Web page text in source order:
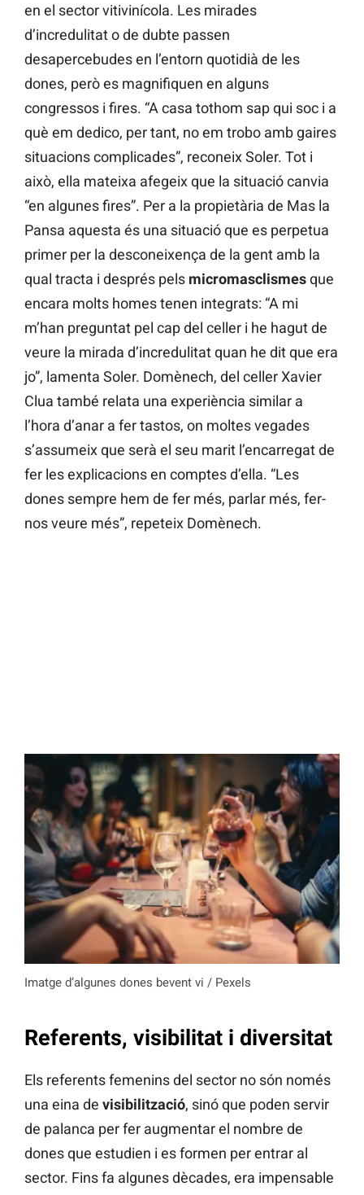
en el sector vitivinícola. Les mirades
d’incredulitat o de dubte passen
desapercebudes en l’entorn quotidià de les
dones, però es magnifiquen en alguns
congressos i fires. “A casa tothom sap qui soc i a
què em dedico, per tant, no em trobo amb gaires
situacions complicades”, reconeix Soler. Tot i
això, ella mateixa afegeix que la situació canvia
“en algunes fires”. Per a la propietària de Mas la
Pansa aquesta és una situació que es perpetua
primer per la desconeixença de la gent amb la
qual tracta i després pels micromasclismesque
encara molts homes tenen integrats: “A mi
m’han preguntat pel cap del celler i he hagut de
veure la mirada d’incredulitat quan he dit que era
jo”, lamenta Soler. Domènech, del celler Xavier
Clua també relata una experiència similar a
l’hora d’anar a fer tastos, on moltes vegades
s’assumeix que serà el seu marit l’encarregat de
fer les explicacions en comptes d’ella. “Les
dones sempre hem de fer més, parlar més, fer-
nos veure més”, repeteix Domènech.
Imatge d’algunes dones bevent vi / Pexels
Referents, visibilitat i diversitat
Els referents femenins del sector no són només
una eina de visibilització, sinó que poden servir
de palanca per fer augmentar el nombre de
dones que estudien i es formen per entrar al
sector. Fins fa algunes dècades, era impensable